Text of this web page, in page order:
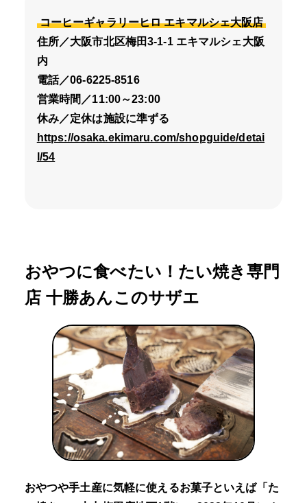
コーヒーギャラリーヒロ エキマルシェ大阪店
住所／大阪市北区梅田3-1-1 エキマルシェ大阪
内
電話／06-6225-8516
営業時間／11:00～23:00
休み／定休は施設に準ずる
https://osaka.ekimaru.com/shopguide/detai
l/54
おやつに食べたい！たい焼き専門
店 十勝あんこのサザエ
おやつや手土産に気軽に使えるお菓子といえば「た